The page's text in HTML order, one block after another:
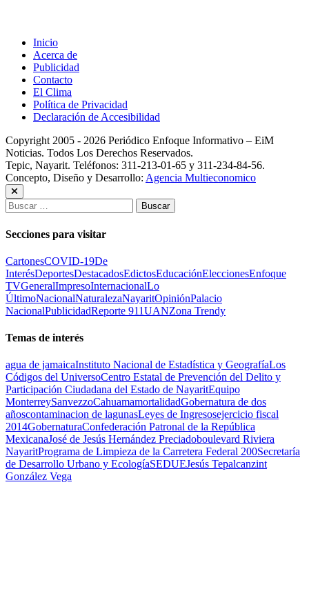
Inicio
Acerca de
Publicidad
Contacto
El Clima
Política de Privacidad
Declaración de Accesibilidad
Copyright 2005 - 2026 Periódico Enfoque Informativo – EiM
Noticias. Todos Los Derechos Reservados.
Tepic, Nayarit. Teléfonos: 311-213-01-65 y 311-234-84-56.
Concepto, Diseño y Desarrollo: Agencia Multieconomico
Buscar:
Secciones para visitar
CartonesCOVID-19De
InterésDeportesDestacadosEdictosEducaciónEleccionesEnfoque
TVGeneralImpresoInternacionalLo
ÚltimoNacionalNaturalezaNayaritOpiniónPalacio
NacionalPublicidadReporte 911UANZona Trendy
Temas de interés
agua de jamaicaInstituto Nacional de Estadística y GeografíaLos
Códigos del UniversoCentro Estatal de Prevención del Delito y
Participación Ciudadana del Estado de NayaritEquipo
MonterreySanvezzoCahuamamortalidadGobernatura de dos
añoscontaminacion de lagunasLeyes de Ingresosejercicio fiscal
2014GobernaturaConfederación Patronal de la República
MexicanaJosé de Jesús Hernández Preciadoboulevard Riviera
NayaritPrograma de Limpieza de la Carretera Federal 200Secretaría
de Desarrollo Urbano y EcologíaSEDUEJesús Tepalcanzint
González Vega